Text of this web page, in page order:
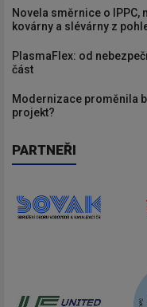
Novela směrnice o IPPC,
kovárny a slévárny z
PlasmaFlex: od
část
Modernizace proměnila
projekt?
PARTNEŘI